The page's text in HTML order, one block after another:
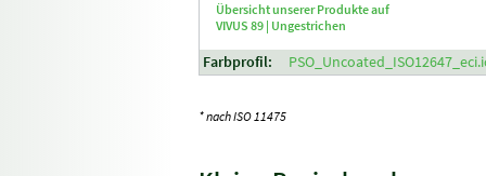
Farbprofil:
Übersicht unserer Produkte auf
VIVUS 89 | Ungestrichen
* nach ISO 11475